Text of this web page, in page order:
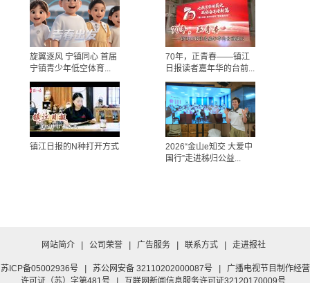
旋翼逐风 宁镇同心 首届
宁镇青少年低空体育...
70年，正青春——镇江
日报读者嘉年华的台前...
镇江日报的N种打开方式
2026“金山e知交 大爱中
国行”走进秭归公益...
网站简介 | 公司荣誉 | 广告服务 | 联系方式 | 走进报社
苏ICP备05002936号 | 苏公网安备 32110202000087号 |
广播电视节目制作经营
许可证（苏）字第481号
| 互联网新闻信息服务许可证32120170009号